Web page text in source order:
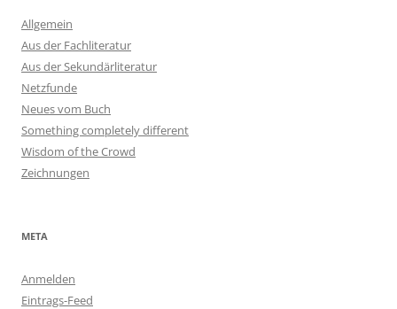
Allgemein
Aus der Fachliteratur
Aus der Sekundärliteratur
Netzfunde
Neues vom Buch
Something completely different
Wisdom of the Crowd
Zeichnungen
META
Anmelden
Eintrags-Feed